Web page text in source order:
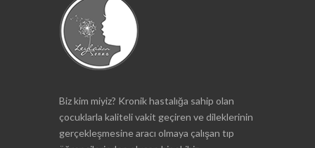
Biz kim miyiz? Kronik hastalığa sahip olan
çocuklarla kaliteli vakit geçiren ve dileklerinin
gerçekleşmesine aracı olmaya çalışan tıp